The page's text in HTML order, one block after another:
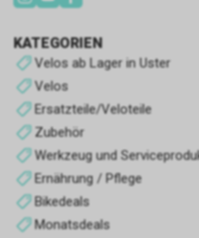
KATEGORIEN
Velos ab Lager in Uster
Velos
Ersatzteile/Veloteile
Zubehör
Werkzeug und
Ernährung / Pflege
Bikedeals
Monatsdeals
den
Es